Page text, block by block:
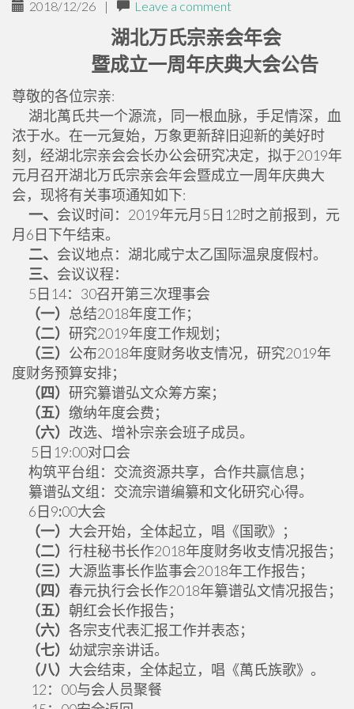
2018/12/26 | Leave a comment
湖北万氏宗亲会年会
暨成立一周年庆典大会公告
尊敬的各位宗亲:
湖北萬氏共一个源流，同一根血脉，手足情深，血
浓于水。在一元复始，万象更新辞旧迎新的美好时
刻，经湖北宗亲会会长办公会研究决定，拟于2019年
元月召开湖北万氏宗亲会年会暨成立一周年庆典大
会，现将有关事项通知如下:
一、 会议时间：2019年元月5日12时之前报到，元
月6日下午结束。
二、 会议地点：湖北咸宁太乙国际温泉度假村。
三、 会议议程：
5日14：30召开第三次理事会
（一） 总结2018年度工作；
（二） 研究2019年度工作规划；
（三） 公布2018年度财务收支情况，研究2019年
度财务预算安排；
（四） 研究纂谱弘文众筹方案；
（五） 缴纳年度会费；
（六） 改选、增补宗亲会班子成员。
5日19:00对口会
构筑平台组：交流资源共享，合作共赢信息；
纂谱弘文组：交流宗谱编纂和文化研究心得。
6日9:00大会
（一） 大会开始，全体起立，唱《国歌》；
（二） 行柱秘书长作2018年度财务收支情况报告；
（三） 大源监事长作监事会2018年工作报告；
（四） 春元执行会长作2018年纂谱弘文情况报告；
（五） 朝红会长作报告；
（六） 各宗支代表汇报工作并表态；
（七） 幼斌宗亲讲话。
（八） 大会结束，全体起立，唱《萬氏族歌》。
12：00与会人员聚餐